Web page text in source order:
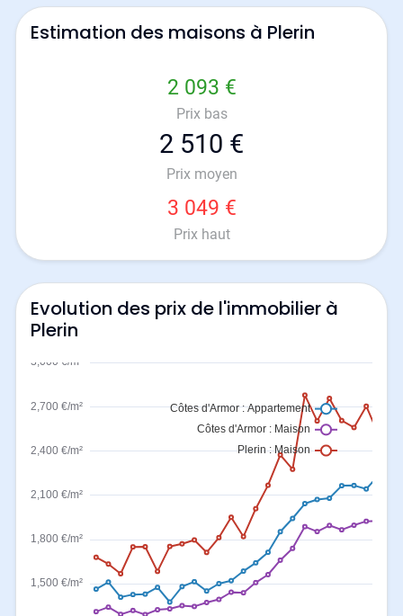
Estimation des maisons à Plerin
2 093 €
Prix bas
2 510 €
Prix moyen
3 049 €
Prix haut
Evolution des prix de l'immobilier à
Plerin